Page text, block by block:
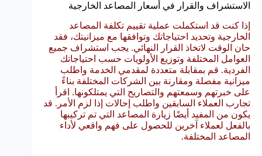
الاستشراف والقرار في أسعار المصاعد الخارجية
إذا كنت قد استكملت عملية تقييم تكلفة المصاعد
الخارجية وتحديد احتياجاتك وتوافقها مع ميزانيتك، فقد
حان الوقت لاتخاذ القرار النهائي. يجب استشراف جميع
العوامل المختلفة وتوزيع الأولويات حسب احتياجاتك
الفردية. قم بمقابلة متعددة لمقدمي الخدمة واطلب
ميزانية مفصلة ومقارنة بين الشركات المختلفة بناءً
على خبرتهم وسمعتهم والتصاريح التي يمتلكونها. اقرأ
تجارب العملاء السابقين واطلب إحالات إذا لزم الأمر. قد
يكون من المفيد أيضًا زيارة المصاعد التي تم تركيبها
بالفعل لعملاء آخرين للحصول على فهم واقعي لأداء
المصاعد المختلفة.